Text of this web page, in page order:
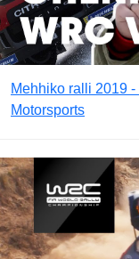
Mehhiko ralli 2019
Motorsports